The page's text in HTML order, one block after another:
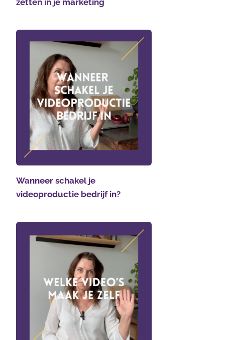
Wanneer schakel je
videoproductie bedrijf in?